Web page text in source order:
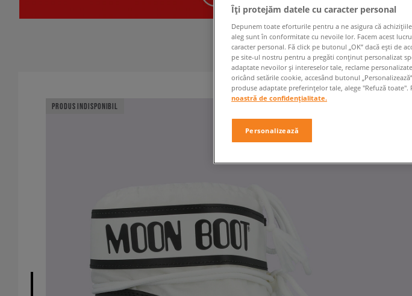
PRODUS INDISPONIBIL
Îți protejăm datele cu caracter personal
Depunem toate eforturile pentru a ne asigura că
aleg sunt în conformitate cu nevoile lor. Facem acest
caracter personal. Fă click pe butonul „OK” dacă ești de
pe site-ul nostru pentru a pregăti conținut personalizat
adaptate nevoilor și intereselor tale, reclame
oricând setările cookie, accesând butonul
produse adaptate preferințelor tale, alege "Refuză
noastră de confidențialitate.
Personalizează